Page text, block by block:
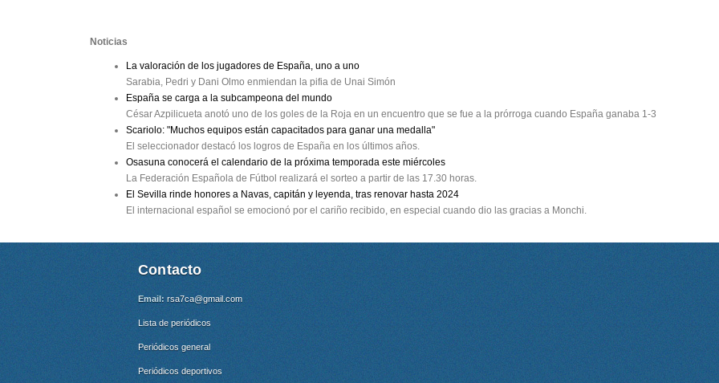
Noticias
La valoración de los jugadores de España, uno a uno
Sarabia, Pedri y Dani Olmo enmiendan la pifia de Unai Simón
España se carga a la subcampeona del mundo
César Azpilicueta anotó uno de los goles de la Roja en un encuentro que se fue a la prórroga cuando España ganaba 1-3
Scariolo: "Muchos equipos están capacitados para ganar una medalla"
El seleccionador destacó los logros de España en los últimos años.
Osasuna conocerá el calendario de la próxima temporada este miércoles
La Federación Española de Fútbol realizará el sorteo a partir de las 17.30 horas.
El Sevilla rinde honores a Navas, capitán y leyenda, tras renovar hasta 2024
El internacional español se emocionó por el cariño recibido, en especial cuando dio las gracias a Monchi.
Contacto
Email: rsa7ca@gmail.com
Lista de periódicos
Periódicos general
Periódicos deportivos